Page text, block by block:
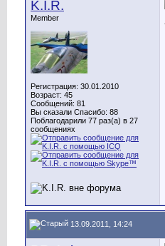
K.I.R.
Member
Регистрация: 30.01.2010
Возраст: 45
Сообщений: 81
Вы сказали Спасибо: 88
Поблагодарили 77 раз(а) в 27
сообщениях
13.09.2011, 14:24